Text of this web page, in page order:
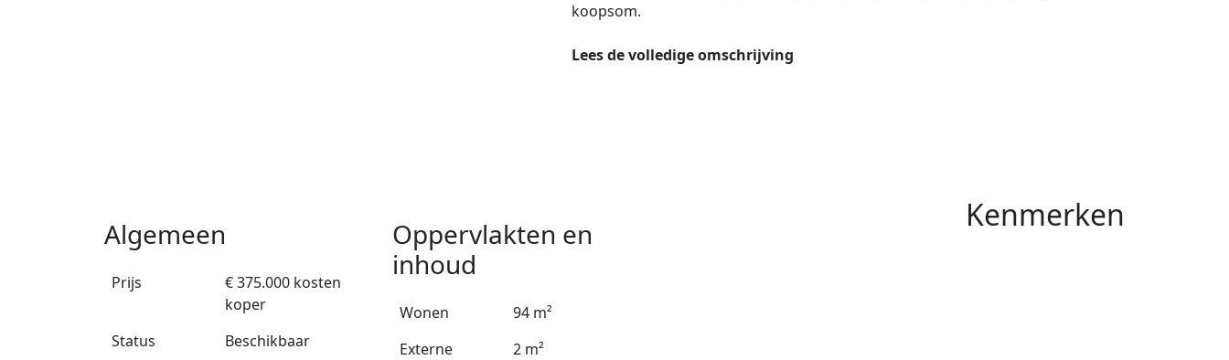
koopsom.
Lees de volledige omschrijving
Algemeen
Prijs
€ 375.000 kosten
koper
Status
Beschikbaar
Oppervlakten en
inhoud
Wonen
94 m²
Externe
2 m²
Kenmerken